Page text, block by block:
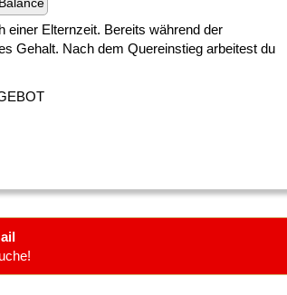
einer Elternzeit. Bereits während der
Gehalt. Nach dem Quereinstieg arbeitest du